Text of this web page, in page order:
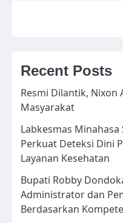
Recent Posts
Resmi Dilantik, Nixon
Masyarakat
Labkesmas
Perkuat Deteksi Dini
Layanan Kesehatan
Bupati Robby
Administrator dan
Berdasarkan